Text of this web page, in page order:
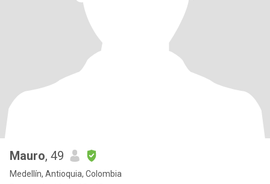
Mauro, 49
Medellín, Antioquia, Colombia